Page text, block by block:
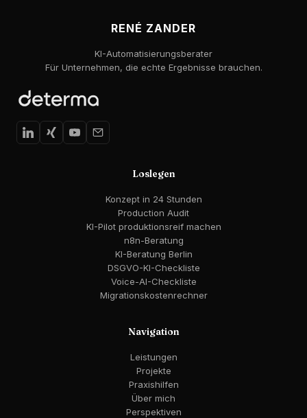
RENÉ ZANDER
KI-Automatisierungsberater
Für Unternehmen, die echte Ergebnisse brauchen.
Loslegen
Konzept in 24 Stunden
Production Audit
KI-Pilot produktionsreif machen
n8n-Beratung
KI-Beratung Berlin
DSGVO-KI-Checkliste
Voice-AI-Checkliste
Migrationskostenrechner
Navigation
Leistungen
Projekte
Praxishilfen
Über mich
Perspektiven